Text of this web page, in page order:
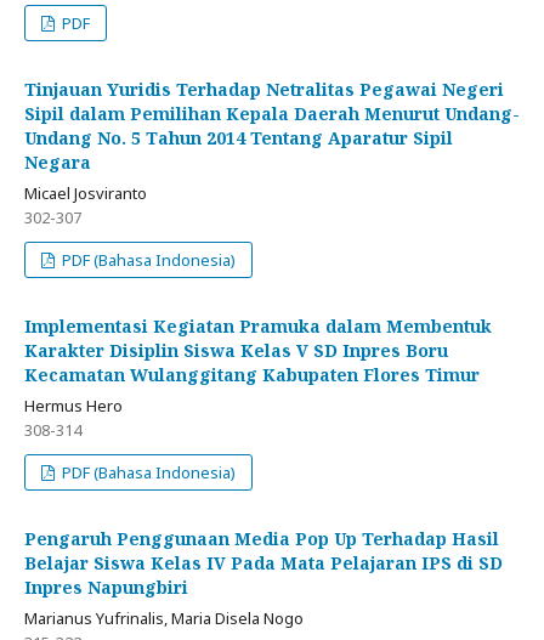
PDF
Tinjauan Yuridis Terhadap Netralitas Pegawai Negeri
Sipil dalam Pemilihan Kepala Daerah Menurut Undang-
Undang No. 5 Tahun 2014 Tentang Aparatur Sipil
Negara
Micael Josviranto
302-307
PDF (Bahasa Indonesia)
Implementasi Kegiatan Pramuka dalam Membentuk
Karakter Disiplin Siswa Kelas V SD Inpres Boru
Kecamatan Wulanggitang Kabupaten Flores Timur
Hermus Hero
308-314
PDF (Bahasa Indonesia)
Pengaruh Penggunaan Media Pop Up Terhadap Hasil
Belajar Siswa Kelas IV Pada Mata Pelajaran IPS di SD
Inpres Napungbiri
Marianus Yufrinalis, Maria Disela Nogo